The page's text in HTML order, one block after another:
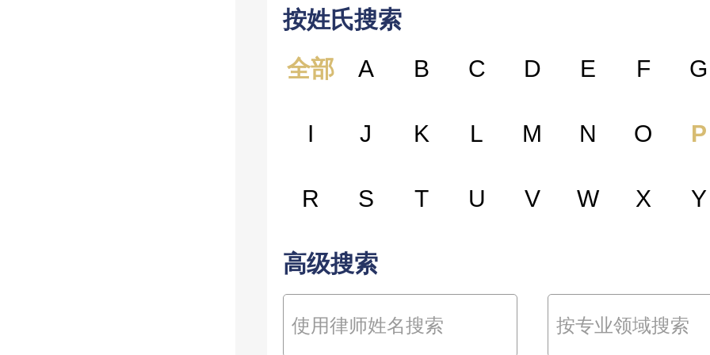
按姓氏搜索
全部
A B C D E F G
I J K L M N O P
R S T U V W X Y
高级搜索